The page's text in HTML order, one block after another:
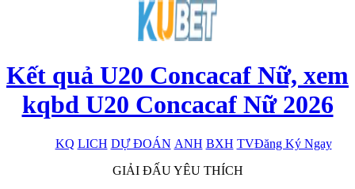
Kết quả U20 Concacaf Nữ, xem
kqbd U20 Concacaf Nữ 2026
KQ LICH DỰ ĐOÁN ANH BXH TVĐăng Ký Ngay
x
GIẢI ĐẤU YÊU THÍCH